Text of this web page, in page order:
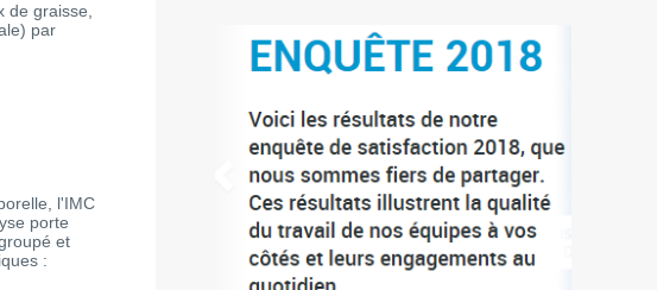
graisse,
par
l'IMC
porte
et
: